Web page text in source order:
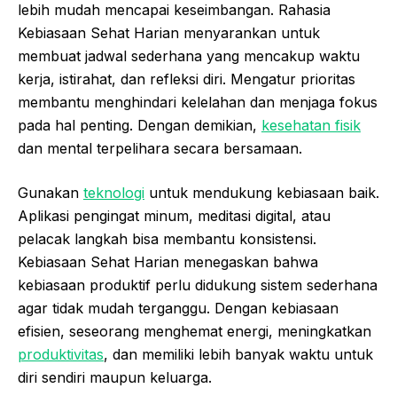
lebih mudah mencapai keseimbangan. Rahasia
Kebiasaan Sehat Harian menyarankan untuk
membuat jadwal sederhana yang mencakup waktu
kerja, istirahat, dan refleksi diri. Mengatur prioritas
membantu menghindari kelelahan dan menjaga fokus
pada hal penting. Dengan demikian, kesehatan fisik
dan mental terpelihara secara bersamaan.
Gunakan teknologi untuk mendukung kebiasaan baik.
Aplikasi pengingat minum, meditasi digital, atau
pelacak langkah bisa membantu konsistensi.
Kebiasaan Sehat Harian menegaskan bahwa
kebiasaan produktif perlu didukung sistem sederhana
agar tidak mudah terganggu. Dengan kebiasaan
efisien, seseorang menghemat energi, meningkatkan
produktivitas, dan memiliki lebih banyak waktu untuk
diri sendiri maupun keluarga.